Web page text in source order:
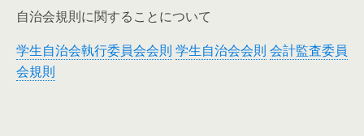
自治会規則に関することについて
学生自治会執行委員会会則 学生自治会会則 会計監査委員
会規則